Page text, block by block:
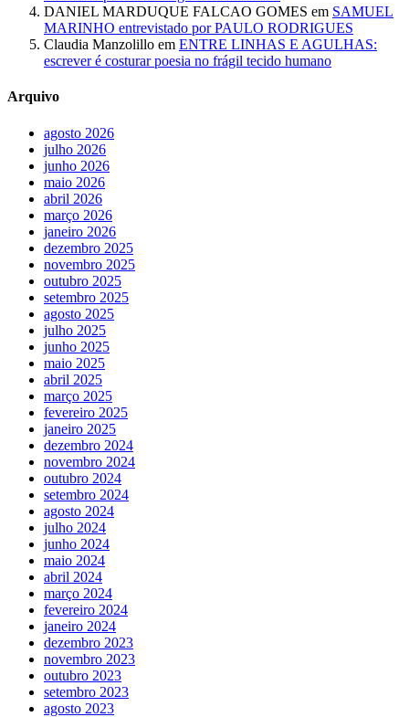
DANIEL MARDUQUE FALCAO GOMES em SAMUEL
MARINHO entrevistado por PAULO RODRIGUES
Claudia Manzolillo em ENTRE LINHAS E AGULHAS:
escrever é costurar poesia no frágil tecido humano
Arquivo
agosto 2026
julho 2026
junho 2026
maio 2026
abril 2026
março 2026
janeiro 2026
dezembro 2025
novembro 2025
outubro 2025
setembro 2025
agosto 2025
julho 2025
junho 2025
maio 2025
abril 2025
março 2025
fevereiro 2025
janeiro 2025
dezembro 2024
novembro 2024
outubro 2024
setembro 2024
agosto 2024
julho 2024
junho 2024
maio 2024
abril 2024
março 2024
fevereiro 2024
janeiro 2024
dezembro 2023
novembro 2023
outubro 2023
setembro 2023
agosto 2023